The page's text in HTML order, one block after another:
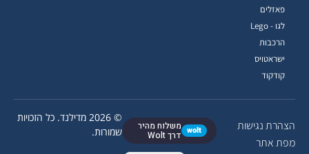
הצהרת נגישות
מפת אתר
wolt משלוח מהיר
דרך Wolt
© 2026 מדילנד. כל הזכויות
שמורות.
פאזלים
לגו - Lego
הרכבות
ישראטויס
קודקוד